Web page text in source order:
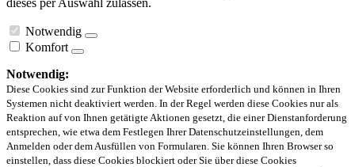
Notwendig
Komfort
Notwendig:
Diese Cookies sind zur Funktion der Website erforderlich und können in Ihren
Systemen nicht deaktiviert werden. In der Regel werden diese Cookies nur als
Reaktion auf von Ihnen getätigte Aktionen gesetzt, die einer Dienstanforderung
entsprechen, wie etwa dem Festlegen Ihrer Datenschutzeinstellungen, dem
Anmelden oder dem Ausfüllen von Formularen. Sie können Ihren Browser so
einstellen, dass diese Cookies blockiert oder Sie über diese Cookies